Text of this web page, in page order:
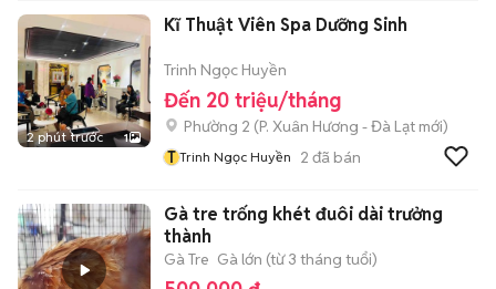
2 phút trước 1
Kĩ Thuật Viên Spa Dưỡng Sinh
Trinh Ngọc Huyền
Đến 20 triệu/tháng
Phường 2 (P. Xuân Hương - Đà Lạt mới)
T Trinh Ngọc Huyền 2 đã bán
Gà tre trống khét đuôi dài trưởng
thành
Gà Tre Gà lớn (từ 3 tháng tuổi)